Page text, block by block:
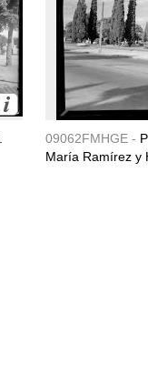
09062FMHGE -
María Ramírez y